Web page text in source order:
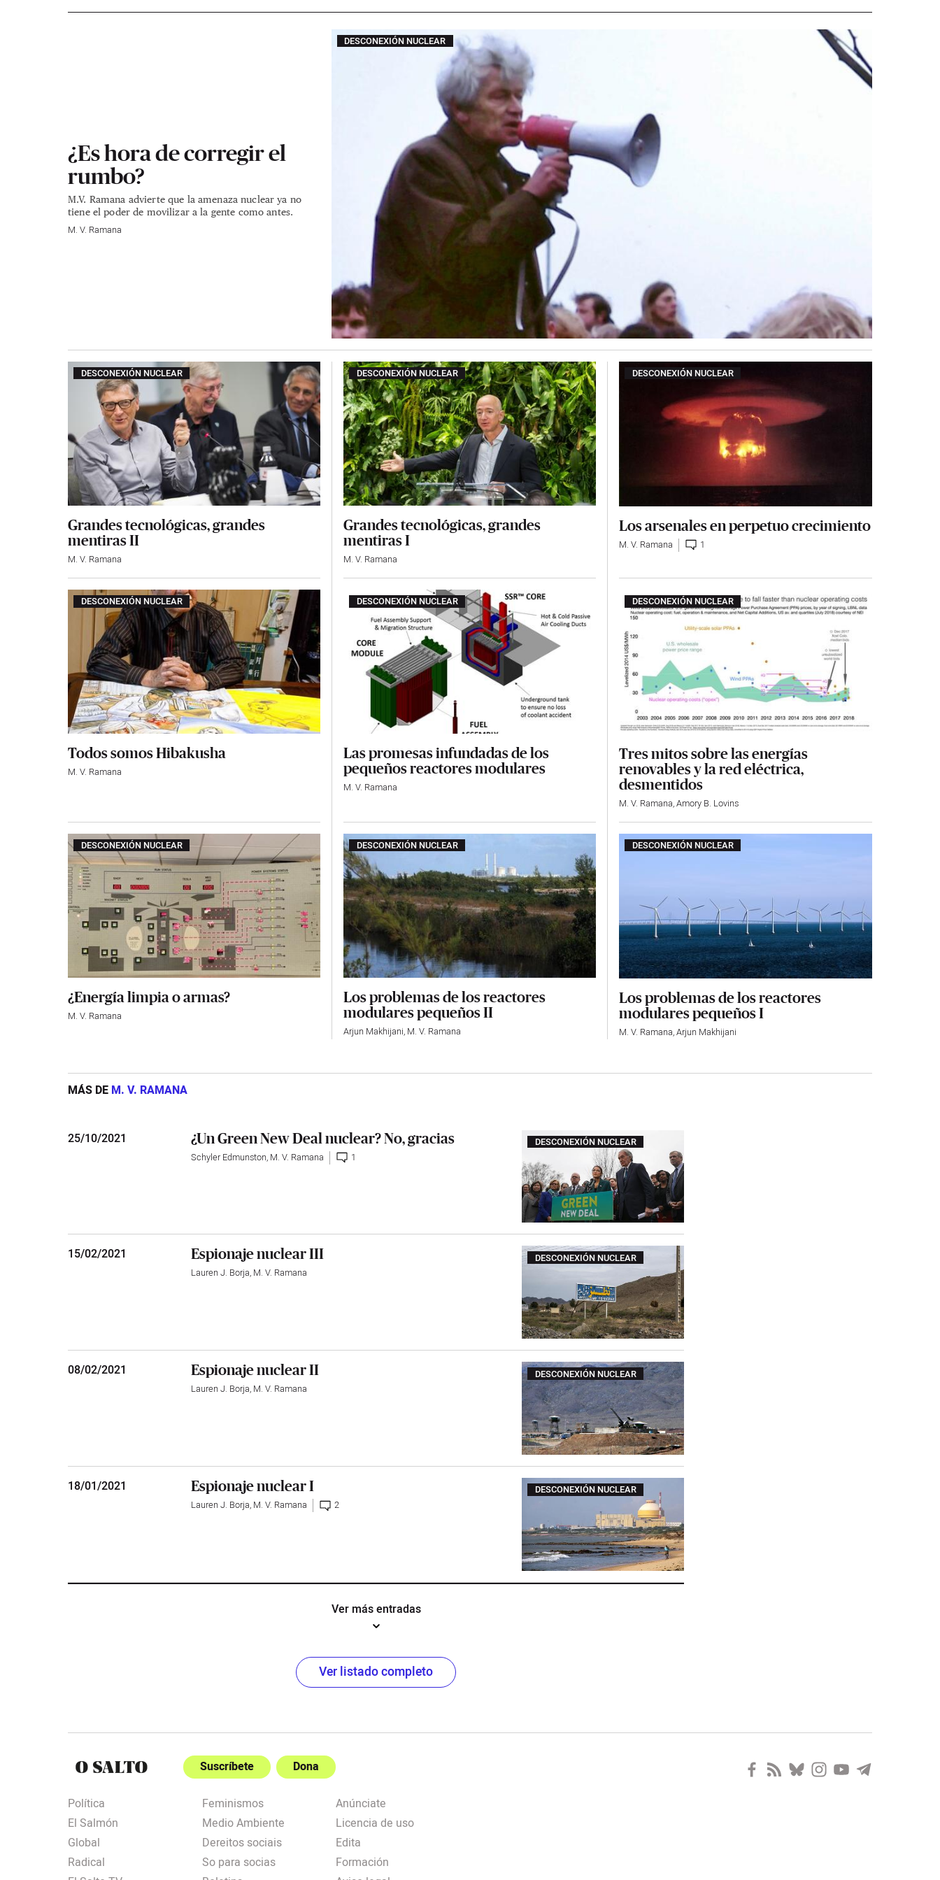
DESCONEXIÓN NUCLEAR
¿Es hora de corregir el
rumbo?
M.V. Ramana advierte que la amenaza nuclear ya no
tiene el poder de movilizar a la gente como antes.
M. V. Ramana
DESCONEXIÓN NUCLEAR
Grandes tecnológicas, grandes
mentiras II
M. V. Ramana
DESCONEXIÓN NUCLEAR
Grandes tecnológicas, grandes
mentiras I
M. V. Ramana
DESCONEXIÓN NUCLEAR
Los arsenales en perpetuo crecimiento
M. V. Ramana 1
DESCONEXIÓN NUCLEAR
Todos somos Hibakusha
M. V. Ramana
DESCONEXIÓN NUCLEAR
Las promesas infundadas de los
pequeños reactores modulares
M. V. Ramana
DESCONEXIÓN NUCLEAR
Tres mitos sobre las energías
renovables y la red eléctrica,
desmentidos
M. V. Ramana,Amory B. Lovins
DESCONEXIÓN NUCLEAR
¿Energía limpia o armas?
M. V. Ramana
DESCONEXIÓN NUCLEAR
Los problemas de los reactores
modulares pequeños II
Arjun Makhijani, M. V. Ramana
DESCONEXIÓN NUCLEAR
Los problemas de los reactores
modulares pequeños I
M. V. Ramana,Arjun Makhijani
MÁS DE M. V. RAMANA
DESCONEXIÓN NUCLEAR
25/10/2021 ¿Un Green New Deal nuclear? No, gracias
Schyler Edmunston, M. V. Ramana 1
DESCONEXIÓN NUCLEAR
15/02/2021 Espionaje nuclear III
Lauren J. Borja, M. V. Ramana
DESCONEXIÓN NUCLEAR
08/02/2021 Espionaje nuclear II
Lauren J. Borja, M. V. Ramana
DESCONEXIÓN NUCLEAR
18/01/2021 Espionaje nuclear I
Lauren J. Borja, M. V. Ramana 2
Ver más entradas
Ver listado completo
Suscríbete Dona
Política
El Salmón
Global
Radical
Feminismos
Medio Ambiente
Dereitos sociais
So para socias
Anúnciate
Licencia de uso
Edita
Formación